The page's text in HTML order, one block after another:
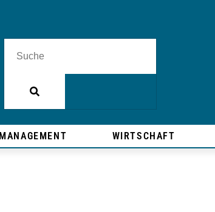
MANAGEMENT WIRTSCHAFT